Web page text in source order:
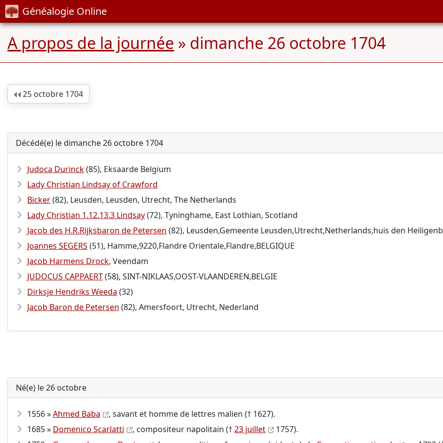
Généalogie Online
A propos de la journée » dimanche 26 octobre 1704
25 octobre 1704
Décédé(e) le dimanche 26 octobre 1704
Judoca Durinck(85), Eksaarde Belgium
Lady Christian Lindsay of Crawford
Bicker(82), Leusden, Leusden, Utrecht, The Netherlands
Lady Christian 1.12.13.3 Lindsay(72), Tyninghame, East Lothian, Scotland
Jacob des H.R.Rijksbaron de Petersen (82), Leusden,Gemeente Leusden,Utrecht,Netherlands,huis den
Joannes SEGERS (51), Hamme,9220,Flandre Orientale,Flandre,BELGIQUE
Jacob Harmens Drock, Veendam
JUDOCUS CAPPAERT(58), SINT-NIKLAAS,OOST-VLAANDEREN,BELGIE
Dirksje Hendriks Weeda (32)
Jacob Baron de Petersen (82), Amersfoort, Utrecht, Nederland
Né(e) le 26 octobre
1556 »Ahmed Baba
, savant et homme de lettres malien († 1627).
1685 » Domenico Scarlatti , compositeur napolitain (†23 juillet
1757).